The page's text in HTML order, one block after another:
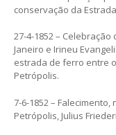
conservação da
27-4-1852 –
Janeiro e Irineu
estrada de ferro entre
Petrópolis.
7-6-1852 –
Petrópolis, Julius